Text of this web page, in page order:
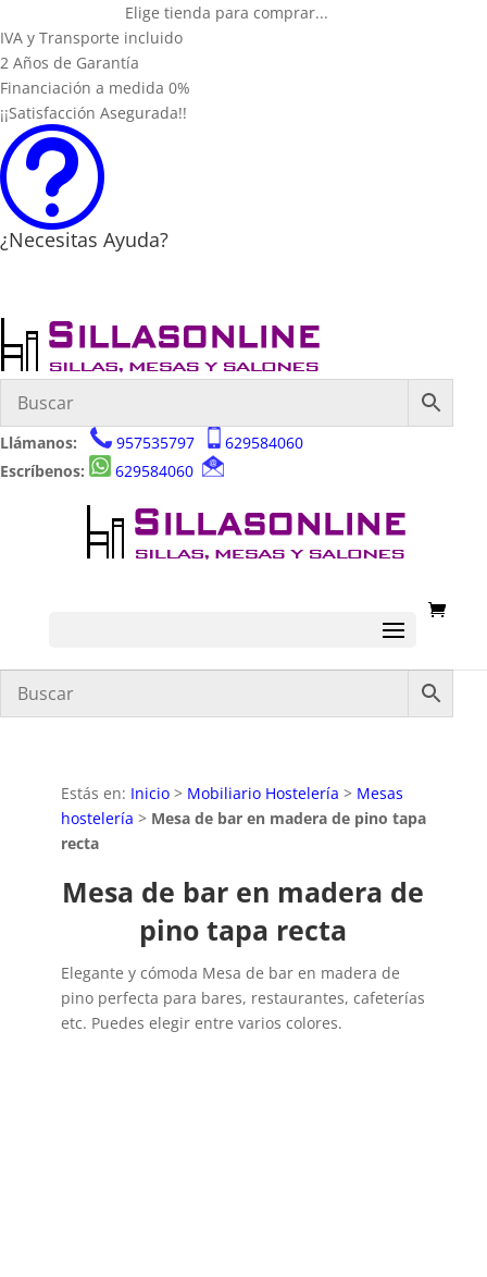
Elige tienda para comprar...
IVA y Transporte incluido
2 Años de Garantía
Financiación a medida 0%
¡¡Satisfacción Asegurada!!
t
¿Necesitas Ayuda?
Llámanos: 957535797
629584060
Escríbenos:
629584060
Estás en: Inicio> Mobiliario Hostelería > Mesas
hostelería > Mesa de bar en madera de pino tapa
recta
Mesa de bar en madera de
pino tapa recta
Elegante y cómoda Mesa de bar en madera de
pino perfecta para bares, restaurantes, cafeterías
etc. Puedes elegir entre varios colores.